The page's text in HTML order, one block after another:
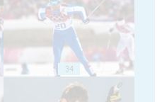
34